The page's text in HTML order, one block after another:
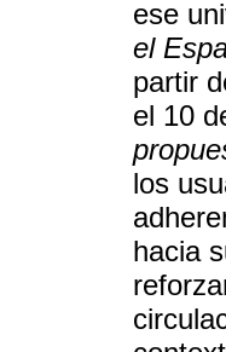
ese
el
partir
el 10
los
hacia